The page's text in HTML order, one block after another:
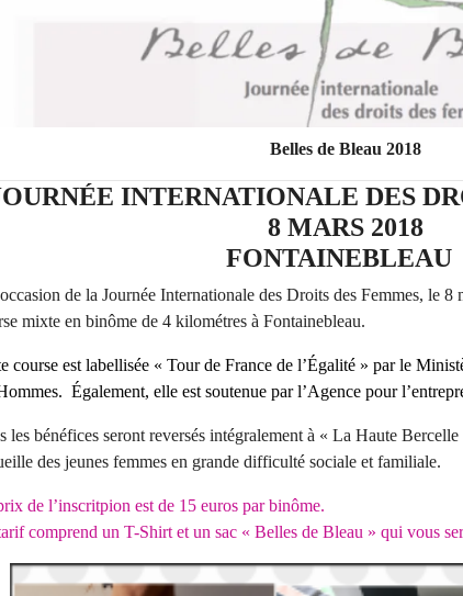
Belles de Bleau 2018
INTERNATIONALE DES
8 MARS 2018
FONTAINEBLEAU
de la Journée Internationale des Droits des Femmes, le 8
mixte en binôme de 4 kilométres à Fontainebleau.
course est labellisée « Tour de France de l’Égalité » par le
Également, elle est soutenue par l’Agence pour
les bénéfices seront reversés intégralement à « La Haute
des jeunes femmes en grande difficulté sociale et familiale.
de l’inscritpion est de 15 euros par binôme.
comprend un T-Shirt et un sac « Belles de Bleau » qui vous